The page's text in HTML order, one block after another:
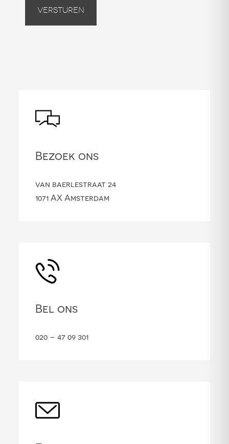
Versturen
Bezoek ons
van baerlestraat 24
1071 AX Amsterdam
Bel ons
020 – 47 09 301